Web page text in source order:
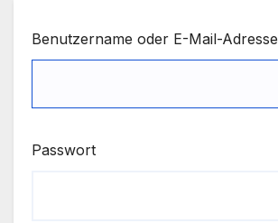
Benutzername oder E-Mail-Adresse
Passwort